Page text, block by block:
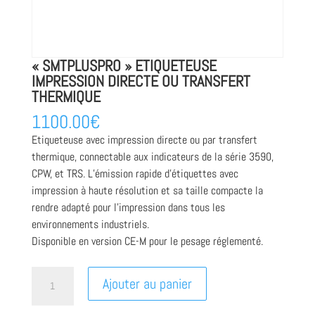
« SMTPLUSPRO » ETIQUETEUSE
IMPRESSION DIRECTE OU TRANSFERT
THERMIQUE
1100.00€
Etiqueteuse avec impression directe ou par transfert
thermique, connectable aux indicateurs de la série 3590,
CPW, et TRS. L’émission rapide d’étiquettes avec
impression à haute résolution et sa taille compacte la
rendre adapté pour l’impression dans tous les
environnements industriels.
Disponible en version CE-M pour le pesage réglementé.
Ajouter au panier